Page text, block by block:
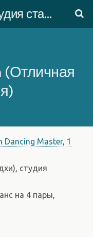
ЗАЗЕРКАЛЬЕ - студия старинного танца
(Отличная
Dancing Master, 1
студия
на 4 пары,